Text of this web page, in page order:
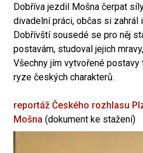
Dobříva jezdil Mošna čerpat
divadelní práci, občas si zahrál
Dobřívští sousedé se pro něj
postavám, studoval jejich
Všechny jím vytvořené
ryze českých charakterů.
reportáž Českého rozhlasu
Mošna (dokument ke stažení)